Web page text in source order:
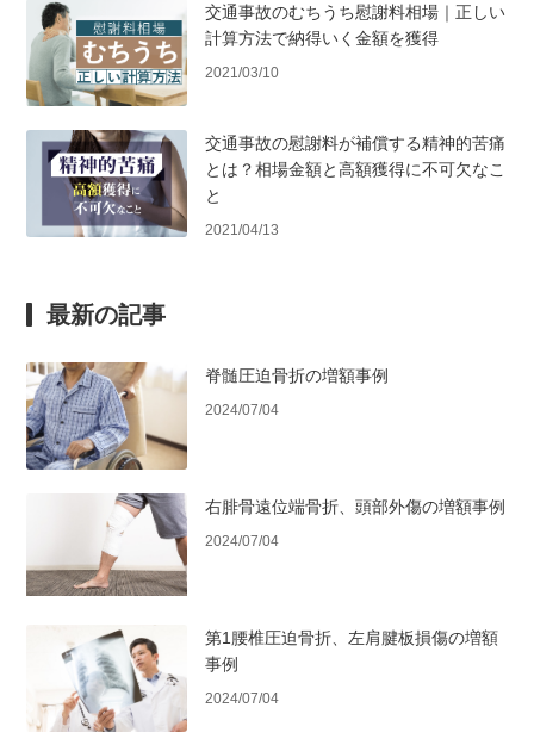
交通事故のむちうち慰謝料相場｜正しい
計算方法で納得いく金額を獲得
2021/03/10
交通事故の慰謝料が補償する精神的苦痛
とは？相場金額と高額獲得に不可欠なこ
と
2021/04/13
最新の記事
脊髄圧迫骨折の増額事例
2024/07/04
右腓骨遠位端骨折、頭部外傷の増額事例
2024/07/04
第1腰椎圧迫骨折、左肩腱板損傷の増額
事例
2024/07/04